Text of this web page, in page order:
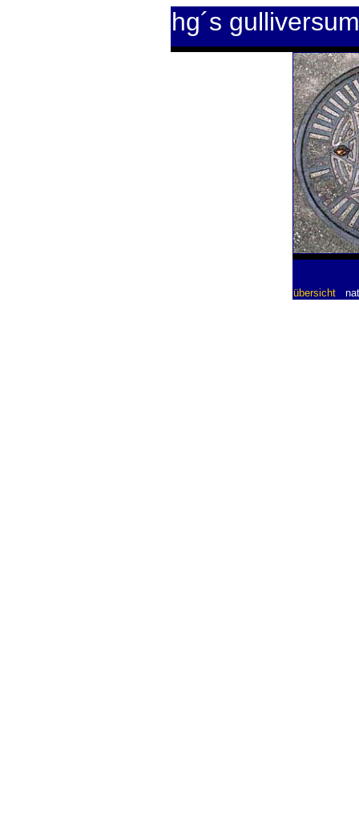
hg´s gulliversum
übersicht